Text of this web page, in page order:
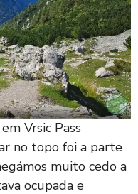
Vrsic Pass
no topo foi a parte
muito cedo a
ocupada e